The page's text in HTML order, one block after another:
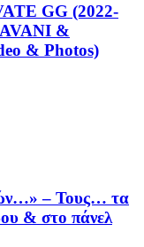
GG (2022-
&
& Photos)
– Τους… τα
& στο πάνελ